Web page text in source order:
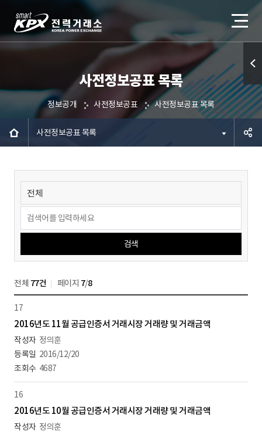
사전정보공표 목록
정보공개 사전정보공표 사전정보공표 목록
사전정보공표 목록
검색
전체 77건 페이지 7/8
17
2016년도 11월 공급인증서 거래시장 거래량 및 거래금액
정의훈
2016/12/20
4687
16
2016년도 10월 공급인증서 거래시장 거래량 및 거래금액
정의훈
퀵메
뉴 열
기